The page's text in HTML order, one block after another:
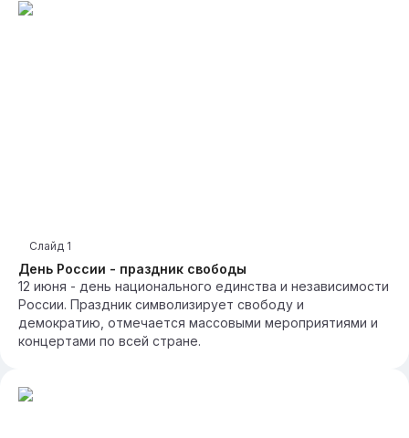
День России - праздник свободы
Слайд 1
12 июня - день национального единства и независимости
России. Праздник символизирует свободу и
демократию, отмечается массовыми мероприятиями и
концертами по всей стране.